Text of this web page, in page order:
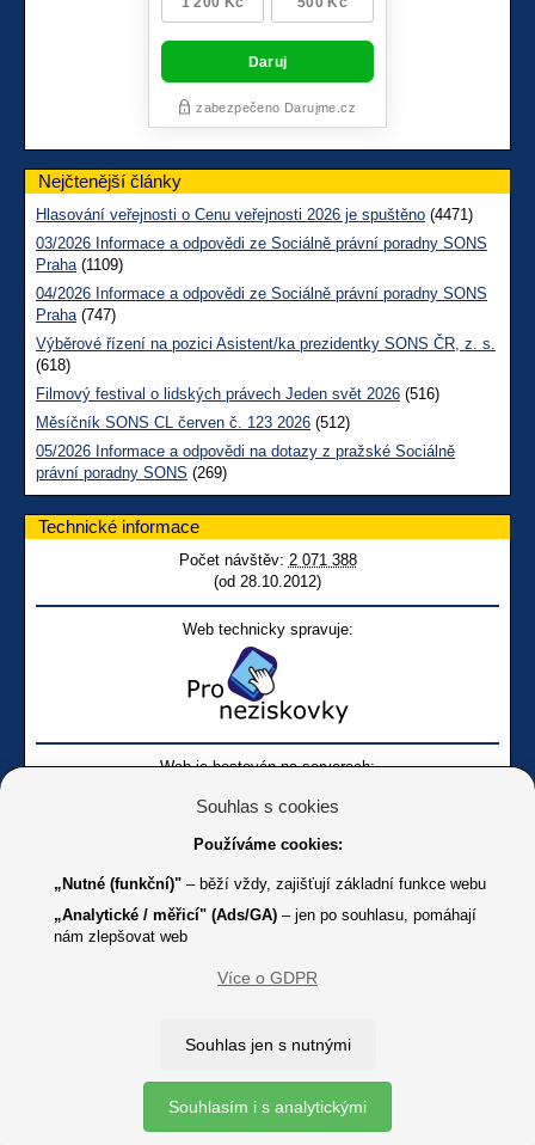
Nejčtenější články
Hlasování veřejnosti o Cenu veřejnosti 2026 je spuštěno (4471)
03/2026 Informace a odpovědi ze Sociálně právní poradny SONS
Praha(1109)
04/2026 Informace a odpovědi ze Sociálně právní poradny SONS
Praha(747)
Výběrové řízení na pozici Asistent/ka prezidentky SONS ČR, z. s.
(618)
Filmový festival o lidských právech Jeden svět 2026 (516)
Měsíčník SONS CL červen č. 123 2026 (512)
05/2026 Informace a odpovědi na dotazy z pražské Sociálně
právní poradny SONS (269)
Technické informace
Počet návštěv: 2 071 388
(od 28.10.2012)
Web technicky spravuje:
Web je hostován na serverech:
Online
Youtube SONS
K jakémukoliv užití textů a obrázků uvedených na tomto serveru je
Copyright © 2012 - 2026 SONS ČR, z. s.
Ochrana osobních údajů (GDPR)
Souhlas s cookies
Používáme cookies:
„Nutné (funkční)" – běží vždy, zajišťují základní funkce webu
„Analytické / měřicí" (Ads/GA) – jen po souhlasu, pomáhají
nám zlepšovat web
Více o GDPR
Souhlas jen s nutnými
Souhlasím i s analytickými